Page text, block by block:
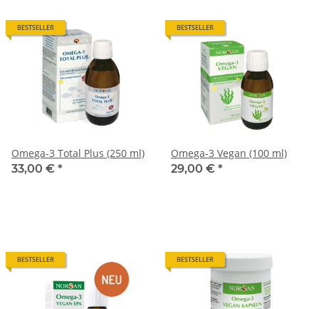
BESTSELLER
Omega-3 Total Plus (250 ml)
33,00 € *
BESTSELLER
Omega-3 Vegan (100 ml)
29,00 € *
BESTSELLER BESTSELLER